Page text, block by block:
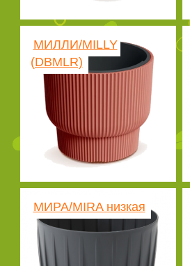
МИЛЛИ/MILLY
(DBMLR)
МИРА/MIRA низкая